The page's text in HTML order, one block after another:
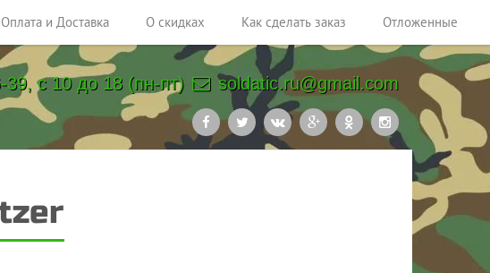
Оплата и Доставка О скидках Как сделать заказ Отложенные
с 10 до 18 (пн-пт) soldatic.ru@gmail.com